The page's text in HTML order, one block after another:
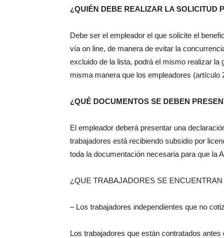
¿QUIÉN DEBE REALIZAR LA SOLICITUD
Debe ser el empleador el que solicite el
vía on line, de manera de evitar la
excluido de la lista, podrá el mismo realizar
misma manera que los empleadores (artículo
¿QUÉ DOCUMENTOS SE DEBEN
El empleador deberá presentar una
trabajadores está recibiendo subsidio por
toda la documentación necesaria para que la
¿QUE TRABAJADORES SE
– Los trabajadores independientes que no
Los trabajadores que están contratados